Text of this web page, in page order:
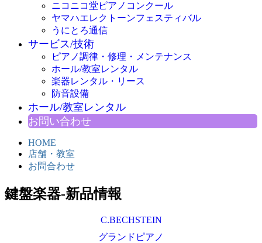
ニコニコ堂ピアノコンクール
ヤマハエレクトーンフェスティバル
うにとろ通信
サービス/技術
ピアノ調律・修理・メンテナンス
ホール/教室レンタル
楽器レンタル・リース
防音設備
ホール/教室レンタル
お問い合わせ
HOME
店舗・教室
お問合わせ
鍵盤楽器-新品情報
C.BECHSTEIN
グランドピアノ